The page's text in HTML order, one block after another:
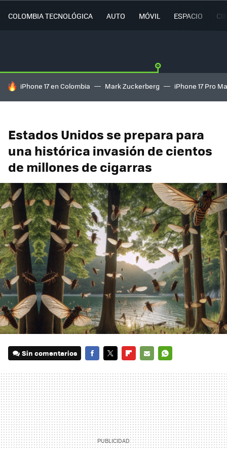
COLOMBIA TECNOLÓGICA AUTO MÓVIL ESPACIO
HOY SE HABLA DE
iPhone 17 en Colombia Mark Zuckerberg iPhone 17 Pro
Estados Unidos se prepara para
una histórica invasión de cientos
de millones de cigarras
Sin comentarios
MAIL